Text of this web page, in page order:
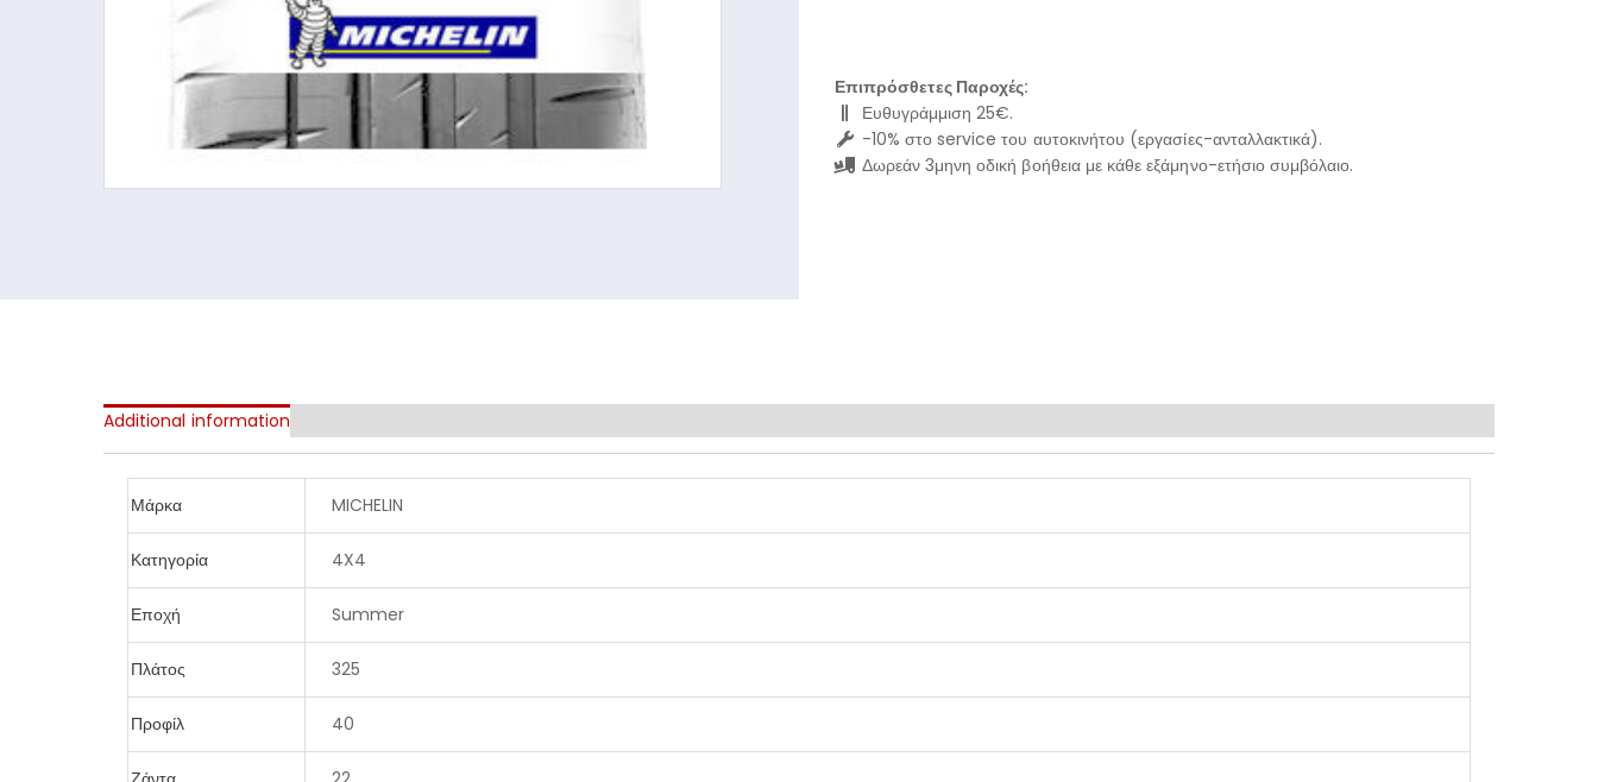
Επιπρόσθετες Παροχές:
Ευθυγράμμιση 25€.
-10% στο service του αυτοκινήτου (εργασίες-ανταλλακτικά).
Δωρεάν 3μηνη οδική βοήθεια με κάθε εξάμηνο-ετήσιο συμβόλαιο.
Additional information
Μάρκα MICHELIN
Κατηγορία 4X4
Εποχή Summer
Πλάτος 325
Προφίλ 40